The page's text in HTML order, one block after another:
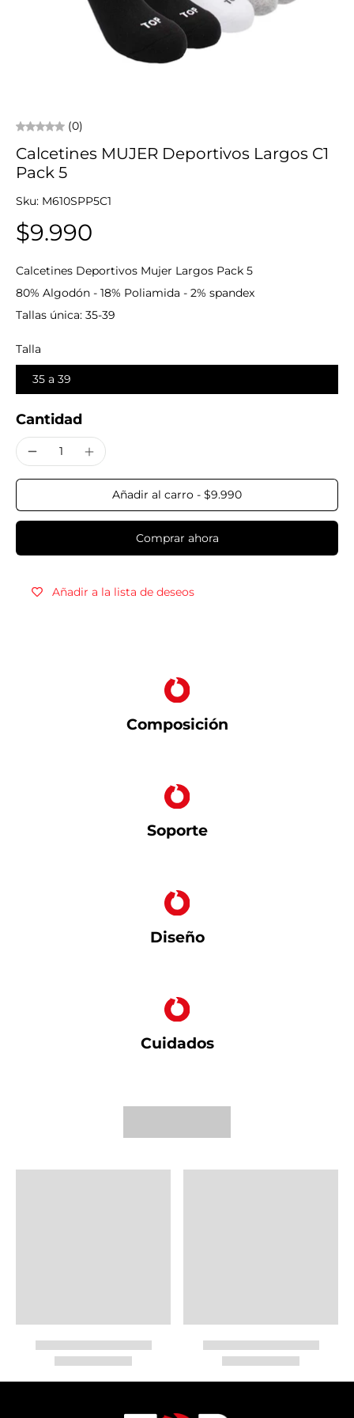
(0)
Calcetines MUJER Deportivos Largos C1
Pack 5
Sku: M610SPP5C1
$9.990
Calcetines Deportivos Mujer Largos Pack 5
80% Algodón - 18% Poliamida - 2% spandex
Tallas única: 35-39
Talla
35 a 39
Cantidad
Añadir al carro - $9.990
Comprar ahora
Añadir a la lista de deseos
Composición
Soporte
Diseño
Cuidados